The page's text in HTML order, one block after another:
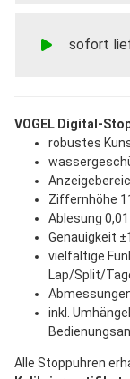
sofort
VOGEL Digital-
robustes
Ziffernhöhe
Ablesung
Genauigkeit
vielfältige
Lap/Split/
inkl.
Alle Stoppuhren